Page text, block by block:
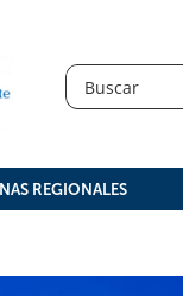
Search
for:
REGIONALES